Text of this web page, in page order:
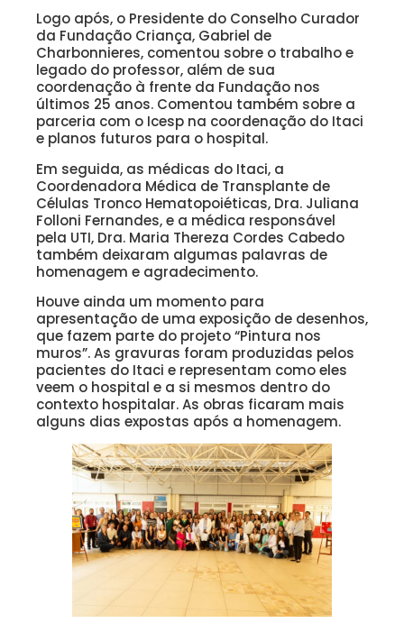
Logo após, o Presidente do Conselho Curador
da Fundação Criança, Gabriel de
Charbonnieres, comentou sobre o trabalho e
legado do professor, além de sua
coordenação à frente da Fundação nos
últimos 25 anos. Comentou também sobre a
parceria com o Icesp na coordenação do Itaci
e planos futuros para o hospital.
Em seguida, as médicas do Itaci, a
Coordenadora Médica de Transplante de
Células Tronco Hematopoiéticas, Dra. Juliana
Folloni Fernandes, e a médica responsável
pela UTI, Dra. Maria Thereza Cordes Cabedo
também deixaram algumas palavras de
homenagem e agradecimento.
Houve ainda um momento para
apresentação de uma exposição de desenhos,
que fazem parte do projeto “Pintura nos
muros”. As gravuras foram produzidas pelos
pacientes do Itaci e representam como eles
veem o hospital e a si mesmos dentro do
contexto hospitalar. As obras ficaram mais
alguns dias expostas após a homenagem.